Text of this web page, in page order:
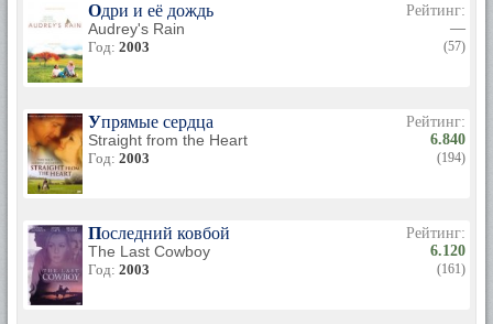
Одри и её дождь
Audrey's Rain
Год: 2003
Рейтинг:
—
(57)
Упрямые сердца
Straight from the Heart
Год: 2003
Рейтинг:
6.840
(194)
Последний ковбой
The Last Cowboy
Год: 2003
Рейтинг:
6.120
(161)